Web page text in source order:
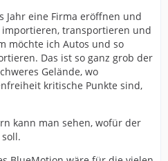
Jahr eine Firma eröffnen und
transportieren und
möchte ich Autos und so
Das ist so ganz grob der
Gelände, wo
kritische Punkte sind,
kann man sehen, wofür der